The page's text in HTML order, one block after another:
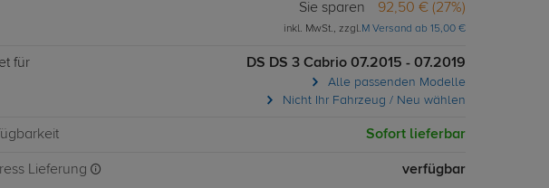
Sie sparen 92,50 € (27%)
inkl. MwSt., zzgl.M Versand ab 15,00 €
für DS DS 3 Cabrio 07.2015 - 07.2019
Alle passenden Modelle
Nicht Ihr Fahrzeug / Neu wählen
Sofort lieferbar
Lieferung verfügbar